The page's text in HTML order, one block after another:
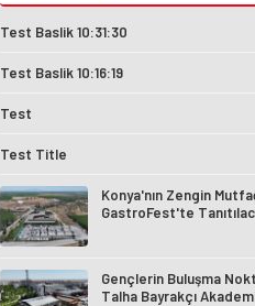
Test Baslik 10:31:30
Test Baslik 10:16:19
Test
Test Title
Konya'nın Zengin
GastroFest'te
Gençlerin Buluşma
Talha Bayrakçı